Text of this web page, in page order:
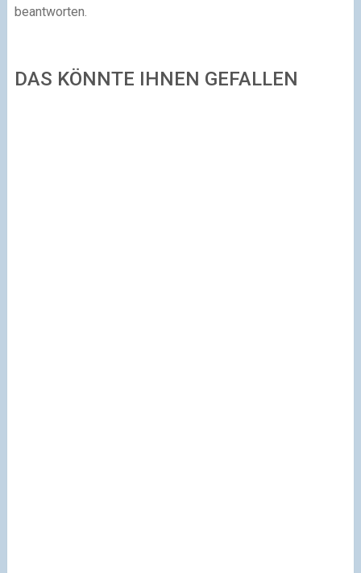
beantworten.
DAS KÖNNTE IHNEN GEFALLEN